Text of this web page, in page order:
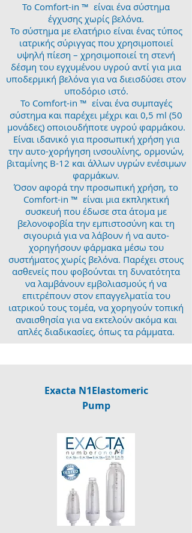
Το Comfort-in ™ ️ είναι ένα σύστημα
έγχυσης χωρίς βελόνα.
Το σύστημα με ελατήριο είναι ένας τύπος
ιατρικής σύριγγας που χρησιμοποιεί
υψηλή πίεση – χρησιμοποιεί τη στενή
δέσμη του εγχυμένου υγρού αντί για μια
υποδερμική βελόνα για να διεισδύσει στον
υποδόριο ιστό.
Το Comfort-in ™ ️ είναι ένα συμπαγές
σύστημα και παρέχει μέχρι και 0,5 ml (50
μονάδες) οποιουδήποτε υγρού φαρμάκου.
Είναι ιδανικό για προσωπική χρήση για
την αυτο-χορήγηση ινσουλίνης, ορμονών,
βιταμίνης Β-12 και άλλων υγρών ενέσιμων
φαρμάκων.
Όσον αφορά την προσωπική χρήση, το
Comfort-in ™ ️ είναι μια εκπληκτική
συσκευή που έδωσε στα άτομα με
βελονοφοβία την εμπιστοσύνη και τη
σιγουριά για να λάβουν ή να αυτο-
χορηγήσουν φάρμακα μέσω του
συστήματος χωρίς βελόνα. Παρέχει στους
ασθενείς που φοβούνται τη δυνατότητα
να λαμβάνουν εμβολιασμούς ή να
επιτρέπουν στον επαγγελματία του
ιατρικού τους τομέα, να χορηγούν τοπική
αναισθησία για να εκτελούν ακόμα και
απλές διαδικασίες, όπως τα ράμματα.
Exacta N1Elastomeric
Pump